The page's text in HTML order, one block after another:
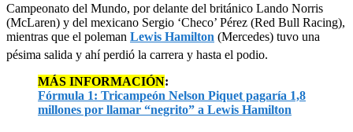
Campeonato del Mundo, por delante del británico Lando Norris
(McLaren) y del mexicano Sergio ‘Checo’ Pérez (Red Bull Racing),
mientras que el poleman Lewis Hamilton (Mercedes) tuvo una
pésima salida y ahí perdió la carrera y hasta el podio.
MÁS INFORMACIÓN:
Fórmula 1: Tricampeón Nelson Piquet pagaría 1,8
millones por llamar “negrito” a Lewis Hamilton